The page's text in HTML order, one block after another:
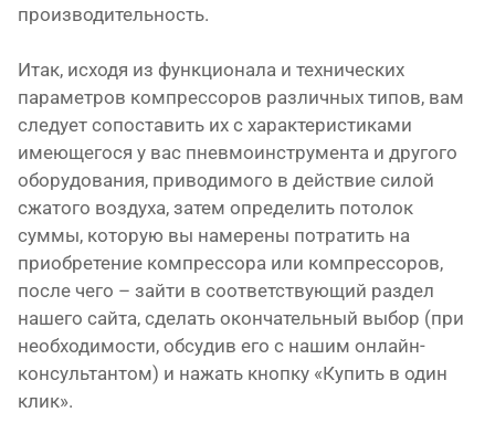
производительность.
Итак, исходя из функционала и технических
параметров компрессоров различных типов, вам
следует сопоставить их с характеристиками
имеющегося у вас пневмоинструмента и другого
оборудования, приводимого в действие силой
сжатого воздуха, затем определить потолок
суммы, которую вы намерены потратить на
приобретение компрессора или компрессоров,
после чего – зайти в соответствующий раздел
нашего сайта, сделать окончательный выбор (при
необходимости, обсудив его с нашим онлайн-
консультантом) и нажать кнопку «Купить в один
клик».